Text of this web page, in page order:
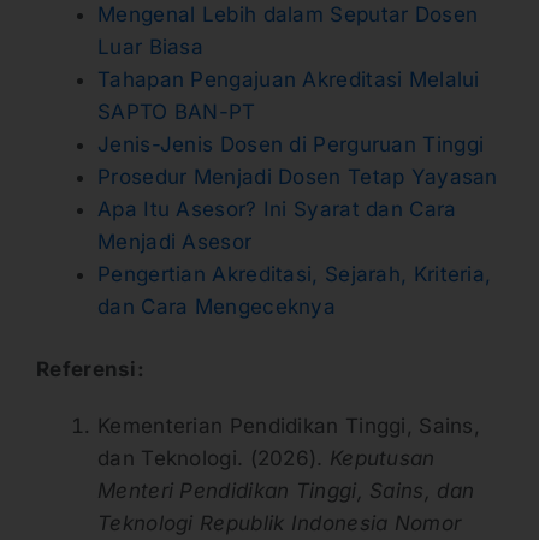
Mengenal Lebih dalam Seputar Dosen
Luar Biasa
Tahapan Pengajuan Akreditasi Melalui
SAPTO BAN-PT
Jenis-Jenis Dosen di Perguruan Tinggi
Prosedur Menjadi Dosen Tetap Yayasan
Apa Itu Asesor? Ini Syarat dan Cara
Menjadi Asesor
Pengertian Akreditasi, Sejarah, Kriteria,
dan Cara Mengeceknya
Referensi:
Kementerian Pendidikan Tinggi, Sains,
dan Teknologi. (2026). Keputusan
Menteri Pendidikan Tinggi, Sains, dan
Teknologi Republik Indonesia Nomor